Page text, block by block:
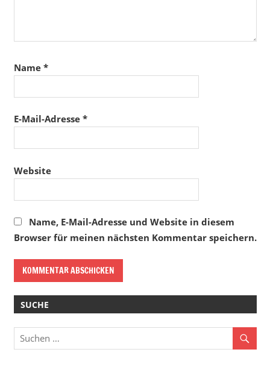
Name *
E-Mail-Adresse *
Website
Name, E-Mail-Adresse und Website in diesem
Browser für meinen nächsten Kommentar speichern.
SUCHE